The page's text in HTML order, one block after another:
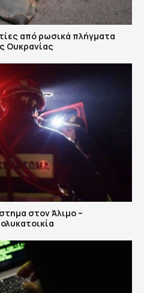
από ρωσικά πλήγματα
Ουκρανίας
στον Άλιμο –